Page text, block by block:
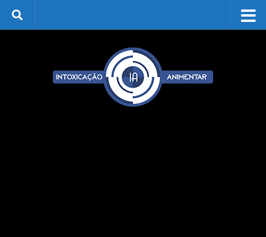
Skip to content